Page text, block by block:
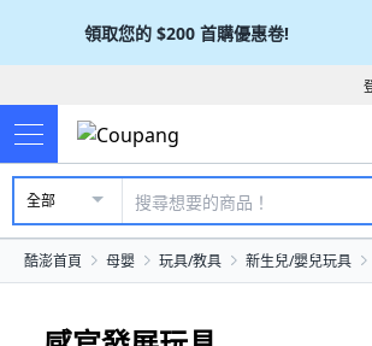
領取您的 $200 首購優惠卷!
全部
酷澎首頁 母嬰 玩具/教具 新生兒/嬰兒玩具